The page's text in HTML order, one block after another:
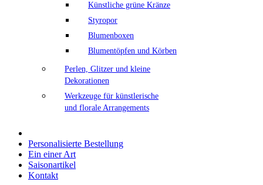
Künstliche grüne Kränze
Styropor
Blumenboxen
Blumentöpfen und Körben
Perlen, Glitzer und kleine
Dekorationen
Werkzeuge für künstlerische
und florale Arrangements
Personalisierte Bestellung
Ein einer Art
Saisonartikel
Kontakt